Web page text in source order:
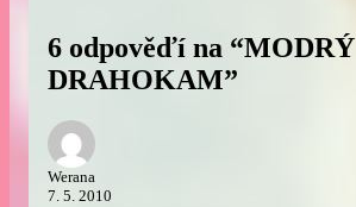
6 odpověďí na “MODRÝ
DRAHOKAM”
Werana
7. 5. 2010